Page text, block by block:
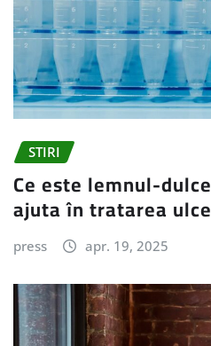
STIRI
Ce este lemnul-
ajuta în tratarea
press apr. 19, 2025